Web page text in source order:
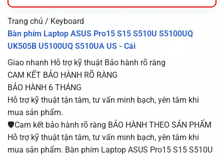
Trang chủ / Keyboard
Bàn phím Laptop ASUS Pro15 S15 S510U S5100UQ
UK505B U5100UQ S510UA US - Cái
Giao nhanh Hỗ trợ kỹ thuật Bảo hành rõ ràng
CAM KẾT BẢO HÀNH RÕ RÀNG
BẢO HÀNH 6 THÁNG
Hỗ trợ kỹ thuật tận tâm, tư vấn minh bạch, yên tâm khi
mua sản phẩm.
🛡️Cam kết bảo hành rõ ràng BẢO HÀNH THEO SẢN PHẨM
Hỗ trợ kỹ thuật tận tâm, tư vấn minh bạch, yên tâm khi
mua sản phẩm. Bàn phím Laptop ASUS Pro15 S15 S510U